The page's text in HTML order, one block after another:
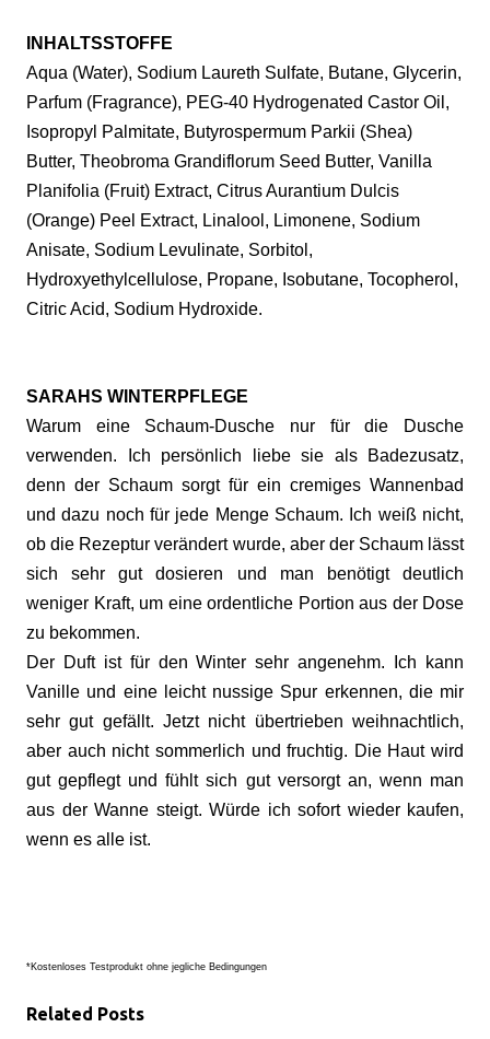
INHALTSSTOFFE
Aqua (Water), Sodium Laureth Sulfate, Butane, Glycerin,
Parfum (Fragrance), PEG-40 Hydrogenated Castor Oil,
Isopropyl Palmitate, Butyrospermum Parkii (Shea)
Butter, Theobroma Grandiflorum Seed Butter, Vanilla
Planifolia (Fruit) Extract, Citrus Aurantium Dulcis
(Orange) Peel Extract, Linalool, Limonene, Sodium
Anisate, Sodium Levulinate, Sorbitol,
Hydroxyethylcellulose, Propane, Isobutane, Tocopherol,
Citric Acid, Sodium Hydroxide.
SARAHS WINTERPFLEGE
Warum eine Schaum-Dusche nur für die Dusche
verwenden. Ich persönlich liebe sie als Badezusatz,
denn der Schaum sorgt für ein cremiges Wannenbad
und dazu noch für jede Menge Schaum. Ich weiß nicht,
ob die Rezeptur verändert wurde, aber der Schaum lässt
sich sehr gut dosieren und man benötigt deutlich
weniger Kraft, um eine ordentliche Portion aus der Dose
zu bekommen.
Der Duft ist für den Winter sehr angenehm. Ich kann
Vanille und eine leicht nussige Spur erkennen, die mir
sehr gut gefällt. Jetzt nicht übertrieben weihnachtlich,
aber auch nicht sommerlich und fruchtig. Die Haut wird
gut gepflegt und fühlt sich gut versorgt an, wenn man
aus der Wanne steigt. Würde ich sofort wieder kaufen,
wenn es alle ist.
*Kostenloses Testprodukt ohne jegliche Bedingungen
Related Posts